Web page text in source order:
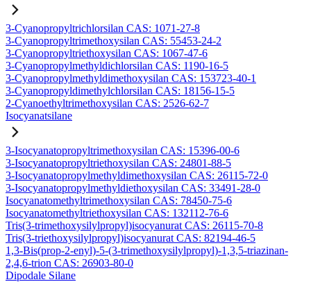
3-Cyanopropyltrichlorsilan CAS: 1071-27-8
3-Cyanopropyltrimethoxysilan CAS: 55453-24-2
3-Cyanopropyltriethoxysilan CAS: 1067-47-6
3-Cyanopropylmethyldichlorsilan CAS: 1190-16-5
3-Cyanopropylmethyldimethoxysilan CAS: 153723-40-1
3-Cyanopropyldimethylchlorsilan CAS: 18156-15-5
2-Cyanoethyltrimethoxysilan CAS: 2526-62-7
Isocyanatsilane
3-Isocyanatopropyltrimethoxysilan CAS: 15396-00-6
3-Isocyanatopropyltriethoxysilan CAS: 24801-88-5
3-Isocyanatopropylmethyldimethoxysilan CAS: 26115-72-0
3-Isocyanatopropylmethyldiethoxysilan CAS: 33491-28-0
Isocyanatomethyltrimethoxysilan CAS: 78450-75-6
Isocyanatomethyltriethoxysilan CAS: 132112-76-6
Tris(3-trimethoxysilylpropyl)isocyanurat CAS: 26115-70-8
Tris(3-triethoxysilylpropyl)isocyanurat CAS: 82194-46-5
1,3-Bis(prop-2-enyl)-5-(3-trimethoxysilylpropyl)-1,3,5-triazinan-
2,4,6-trion CAS: 26903-80-0
Dipodale Silane